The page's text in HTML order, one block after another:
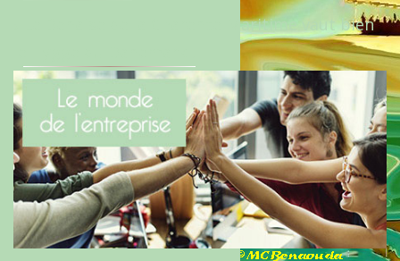
Le Benaise de la Charente-Maritime vaut bien